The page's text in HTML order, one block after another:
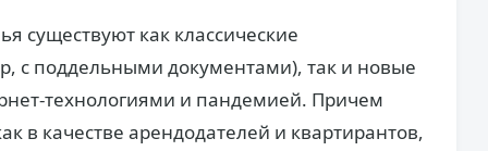
существуют как классические
с поддельными документами), так и новые
технологиями и пандемией. Причем
в качестве арендодателей и квартирантов,